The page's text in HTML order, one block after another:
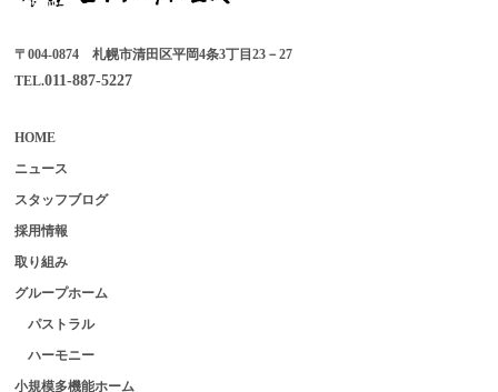
〒004-0874 札幌市清田区平岡4条3丁目23－27
TEL.011-887-5227
HOME
ニュース
スタッフブログ
採用情報
取り組み
グループホーム
パストラル
ハーモニー
小規模多機能ホーム